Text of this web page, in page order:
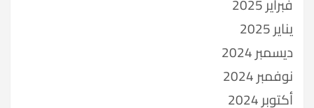
يناير 2025
ديسمبر 2024
نوفمبر 2024
أكتوبر 2024